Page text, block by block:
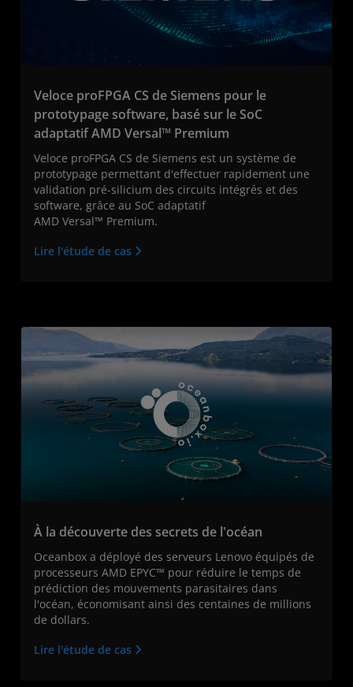
Veloce proFPGA CS de Siemens pour le
prototypage software, basé sur le SoC
adaptatif AMD Versal™ Premium
Veloce proFPGA CS de Siemens est un système de
prototypage permettant d'effectuer rapidement une
validation pré-silicium des circuits intégrés et des
software, grâce au SoC adaptatif
AMD Versal™ Premium.
Lire l'étude de cas
À la découverte des secrets de l'océan
Oceanbox a déployé des serveurs Lenovo équipés de
processeurs AMD EPYC™ pour réduire le temps de
prédiction des mouvements parasitaires dans
l'océan, économisant ainsi des centaines de millions
de dollars.
Lire l'étude de cas